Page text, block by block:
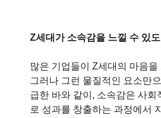
Z세대가 소속감을 느낄 수 있
많은 기업들이 Z세대의 마음
그러나 그런 물질적인 요소만
급한 바와 같이, 소속감은 사
로 성과를 창출하는 과정에서